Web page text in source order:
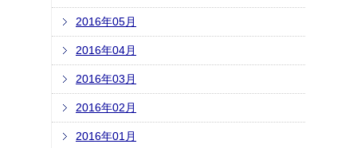
2016年05月
2016年04月
2016年03月
2016年02月
2016年01月